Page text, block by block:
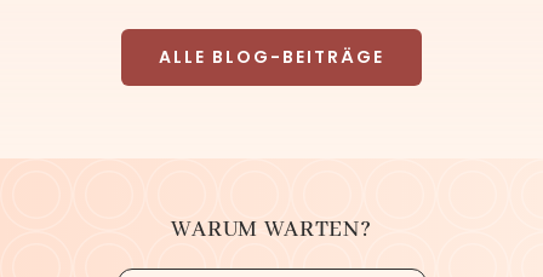
ALLE BLOG-BEITRÄGE
WARUM WARTEN?